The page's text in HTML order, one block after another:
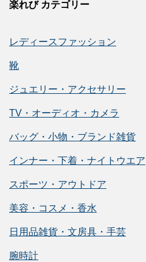
楽れび カテゴリー
レディースファッション
靴
ジュエリー・アクセサリー
TV・オーディオ・カメラ
バッグ・小物・ブランド雑貨
インナー・下着・ナイトウエア
スポーツ・アウトドア
美容・コスメ・香水
日用品雑貨・文房具・手芸
腕時計